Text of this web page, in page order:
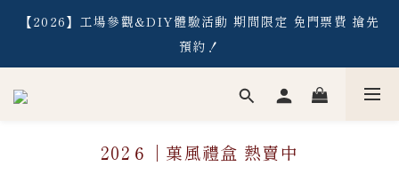
【2026】工場參觀&DIY體驗活動 期間限定 免門票費 搶先
預約！
【2026】工場參觀&DIY體驗活動 期間限定 免門票費 搶先
預約！
【常溫】消費滿NT$1,500 ／【冷凍】消費滿NT$2,000，
【2026】工場參觀&DIY體驗活動 期間限定 免門票費 搶先
202６ | 菓風禮盒 熱賣中